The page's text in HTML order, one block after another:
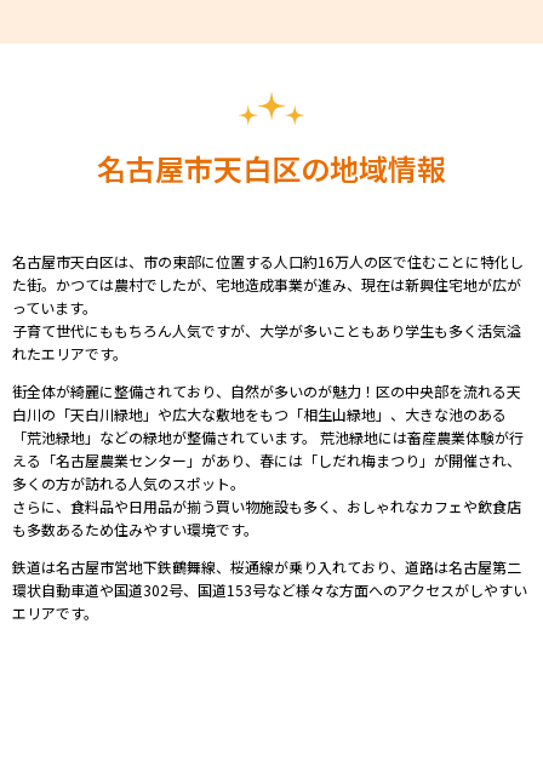
名古屋市天白区の地域情報
名古屋市天白区は、市の東部に位置する人口約16万人の区で住むことに特化し
た街。かつては農村でしたが、宅地造成事業が進み、現在は新興住宅地が広が
っています。
子育て世代にももちろん人気ですが、大学が多いこともあり学生も多く活気溢
れたエリアです。
街全体が綺麗に整備されており、自然が多いのが魅力！区の中央部を流れる天
白川の「天白川緑地」や広大な敷地をもつ「相生山緑地」、大きな池のある
「荒池緑地」などの緑地が整備されています。 荒池緑地には畜産農業体験が行
える「名古屋農業センター」があり、春には「しだれ梅まつり」が開催され、
多くの方が訪れる人気のスポット。
さらに、食料品や日用品が揃う買い物施設も多く、おしゃれなカフェや飲食店
も多数あるため住みやすい環境です。
鉄道は名古屋市営地下鉄鶴舞線、桜通線が乗り入れており、道路は名古屋第二
環状自動車道や国道302号、国道153号など様々な方面へのアクセスがしやすい
エリアです。